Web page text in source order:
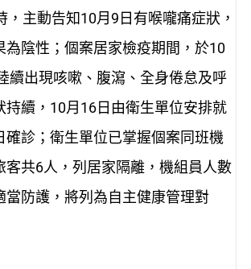
，主動告知10月9日有喉嚨痛症狀，
為陰性；個案居家檢疫期間，於10
續出現咳嗽、腹瀉、全身倦怠及呼
持續，10月16日由衛生單位安排就
確診；衛生單位已掌握個案同班機
客共6人，列居家隔離，機組員人數
當防護，將列為自主健康管理對